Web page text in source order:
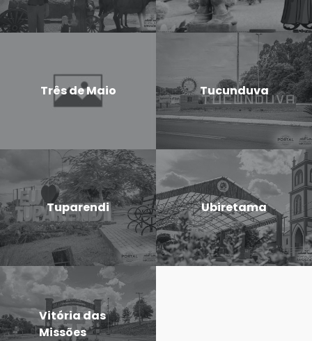
Três de Maio Tucunduva
Tuparendi Ubiretama
Vitória das
Missões